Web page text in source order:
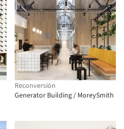
Reconversión
Generator Building / MoreySmith